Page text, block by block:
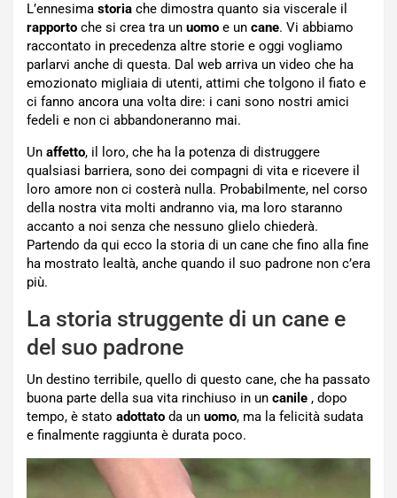
L’ennesima storia che dimostra quanto sia viscerale il
rapporto che si crea tra un uomo e un cane. Vi abbiamo
raccontato in precedenza altre storie e oggi vogliamo
parlarvi anche di questa. Dal web arriva un video che ha
emozionato migliaia di utenti, attimi che tolgono il fiato e
ci fanno ancora una volta dire: i cani sono nostri amici
fedeli e non ci abbandoneranno mai.
Un affetto, il loro, che ha la potenza di distruggere
qualsiasi barriera, sono dei compagni di vita e ricevere il
loro amore non ci costerà nulla. Probabilmente, nel corso
della nostra vita molti andranno via, ma loro staranno
accanto a noi senza che nessuno glielo chiederà.
Partendo da qui ecco la storia di un cane che fino alla fine
ha mostrato lealtà, anche quando il suo padrone non c’era
più.
La storia struggente di un cane e
del suo padrone
Un destino terribile, quello di questo cane, che ha passato
buona parte della sua vita rinchiuso in un canile , dopo
tempo, è stato adottato da un uomo, ma la felicità sudata
e finalmente raggiunta è durata poco.